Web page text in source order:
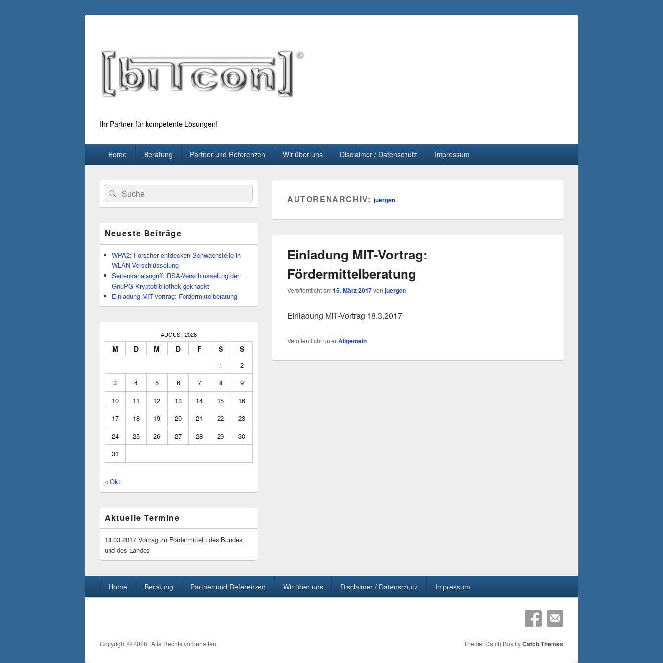
Ihr Partner für kompetente Lösungen!
Home Beratung Partner und Referenzen Wir über uns Disclaimer / Datenschutz Impressum
AUTORENARCHIV: juergen
Einladung MIT-Vortrag:
Fördermittelberatung
Veröffentlicht am 15. März 2017von juergen
Einladung MIT-Vortrag 18.3.2017
Veröffentlicht unterAllgemein
Primärer
Seitenleisten-
Widgetbereich
Suchen
nach:
Suchen
Neueste Beiträge
WPA2: Forscher entdecken Schwachstelle in
WLAN-Verschlüsselung
Seitenkanalangriff: RSA-Verschlüsselung der
GnuPG-Kryptobibliothek geknackt
Einladung MIT-Vortrag: Fördermittelberatung
AUGUST 2026
M D M D F S S
1
2
3
4 5 6 7 8
9
10
11 12 13 14 15
16
17
18 19 20 21 22
23
24
25 26 27 28 29
30
31
« Okt.
Aktuelle Termine
18.03.2017 Vortrag zu Fördermitteln des Bundes
und des Landes
Home Beratung Partner und Referenzen Wir über uns Disclaimer / Datenschutz Impressum
Copyright © 2026 . Alle Rechte vorbehalten. Theme: Catch Box byCatch Themes